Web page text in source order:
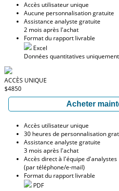
Accès utilisateur unique
Aucune personnalisation gratuite
Assistance analyste gratuite
2 mois après l'achat
Format du rapport livrable
Excel
Données quantitatives uniquement
ACCÈS UNIQUE
$4850
Acheter
Accès utilisateur unique
30 heures de personnalisation
Assistance analyste gratuite
3 mois après l'achat
Accès direct à l'équipe d'analystes
(par téléphone/e-mail)
Format du rapport livrable
PDF